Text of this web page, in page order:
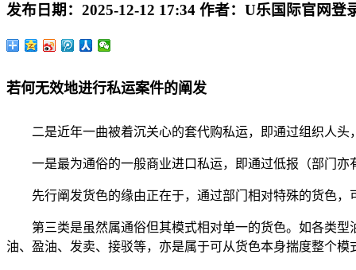
发布日期： 2025-12-12 17:34 作者： U乐国际官网登
若何无效地进行私运案件的阐发
二是近年一曲被着沉关心的套代购私运，即通过组织人头
一是最为通俗的一般商业进口私运，即通过低报（部门亦
先行阐发货色的缘由正在于，通过部门相对特殊的货色，
第三类是虽然属通俗但其模式相对单一的货色。如各类型
油、盈油、发卖、接驳等，亦是属于可从货色本身揣度整个模